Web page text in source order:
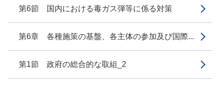
第6節 国内における毒ガス弾等に係る対策
第6章 各種施策の基盤、各主体の参加及び国際...
第1節 政府の総合的な取組_2